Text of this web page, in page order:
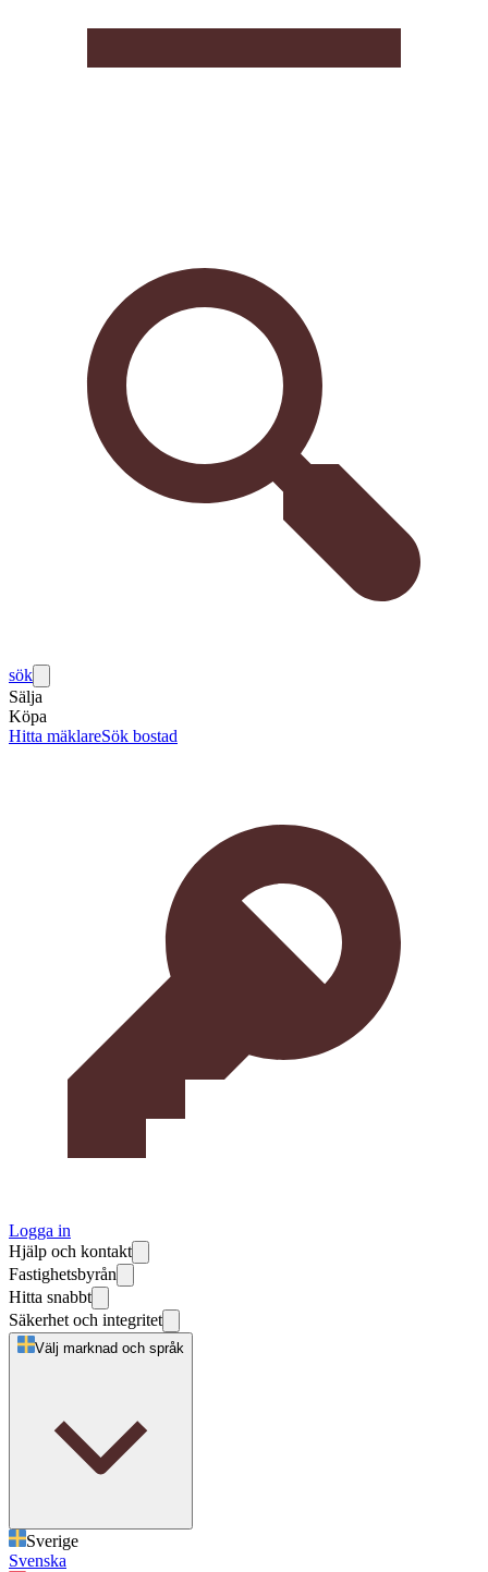
sök
Sälja
Köpa
Hitta mäklareSök bostad
Logga in
Hjälp och kontakt
Fastighetsbyrån
Hitta snabbt
Säkerhet och integritet
Välj marknad och språk
Sverige
Svenska